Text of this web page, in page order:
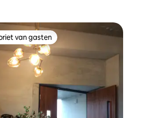
van gasten
van gasten